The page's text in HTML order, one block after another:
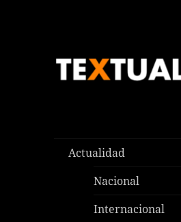
Actualidad
Nacional
Internacional